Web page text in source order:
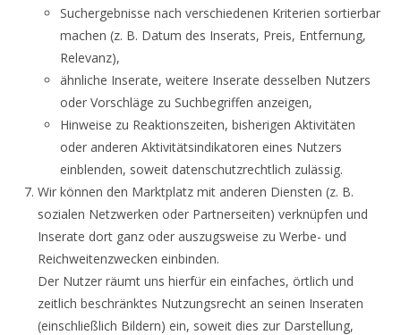
Suchergebnisse nach verschiedenen Kriterien sortierbar
machen (z. B. Datum des Inserats, Preis, Entfernung,
Relevanz),
ähnliche Inserate, weitere Inserate desselben Nutzers
oder Vorschläge zu Suchbegriffen anzeigen,
Hinweise zu Reaktionszeiten, bisherigen Aktivitäten
oder anderen Aktivitätsindikatoren eines Nutzers
einblenden, soweit datenschutzrechtlich zulässig.
Wir können den Marktplatz mit anderen Diensten (z. B.
sozialen Netzwerken oder Partnerseiten) verknüpfen und
Inserate dort ganz oder auszugsweise zu Werbe- und
Reichweitenzwecken einbinden.
Der Nutzer räumt uns hierfür ein einfaches, örtlich und
zeitlich beschränktes Nutzungsrecht an seinen Inseraten
(einschließlich Bildern) ein, soweit dies zur Darstellung,